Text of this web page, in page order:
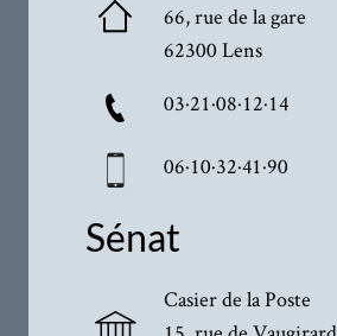
66, rue de la gare
62300 Lens
03·21·08·12·14
06·10·32·41·90
Sénat
Casier de la Poste